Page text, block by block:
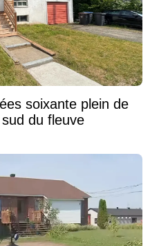
soixante plein de
du fleuve